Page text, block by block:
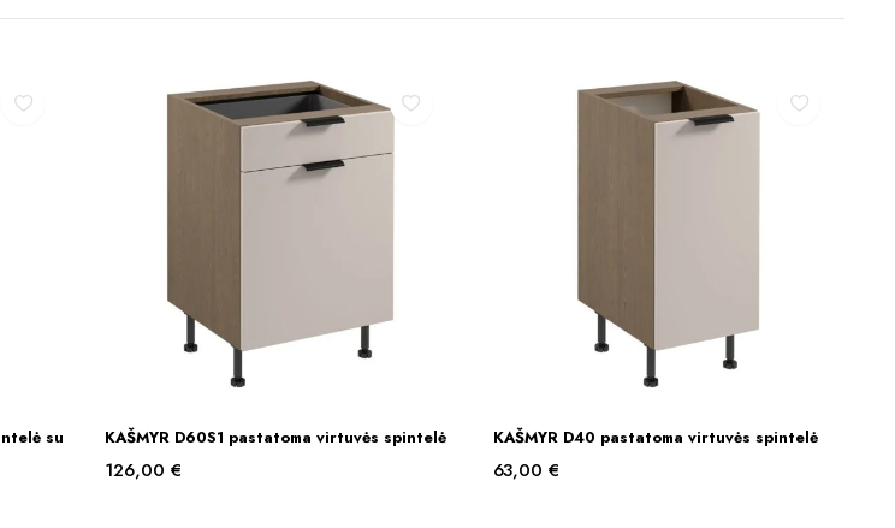
su Į KREPŠELĮ
KAŠMYR D60S1 pastatoma virtuvės spintelė
126,00 €
Į KREPŠELĮ
KAŠMYR D40 pastatoma virtuvės spintelė
63,00€